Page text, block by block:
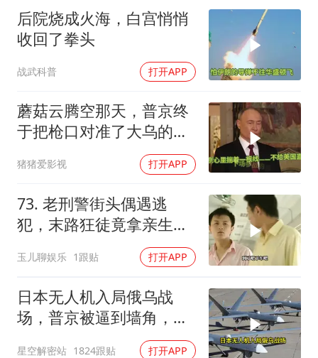
《欢迎来龙餐馆》口碑
WTT瑞典大满贯女单签表出炉
商场现钱学森巨幅海报 负责人回应
乐享全民健身 共筑健康中国
后院烧成火海，白宫悄悄
收回了拳头
战武科普 打开APP
蘑菇云腾空那天，普京终
于把枪口对准了大乌的军
猪猪爱影视 打开APP
73. 老刑警街头偶遇逃
犯，末路狂徒竟拿亲生儿
玉儿聊娱乐 1跟贴 打开APP
日本无人机入局俄乌战
场，普京被逼到墙角，这
场仗只剩下死战一条路
星空解密站 1824跟贴 打开APP